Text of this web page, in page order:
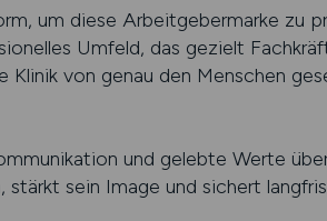
um diese Arbeitgebermarke zu
Umfeld, das gezielt
von genau den Menschen
und gelebte Werte
sein Image und sichert